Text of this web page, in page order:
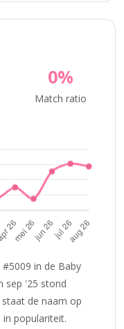
0%
Match ratio
in de Baby
sep '25 stond
de naam op
populariteit.